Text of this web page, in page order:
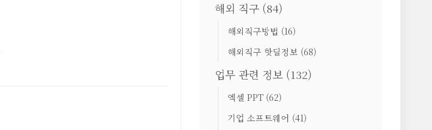
해외 직구 (84)
해외직구방법 (16)
해외직구 핫딜정보 (68)
업무 관련 정보 (132)
엑셀 PPT (62)
기업 소프트웨어 (41)